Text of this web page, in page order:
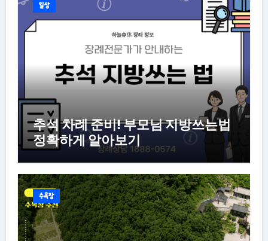
일상
추석 차례 준비! 부모님 지방쓰는법
정확하게 알아보기
수목장